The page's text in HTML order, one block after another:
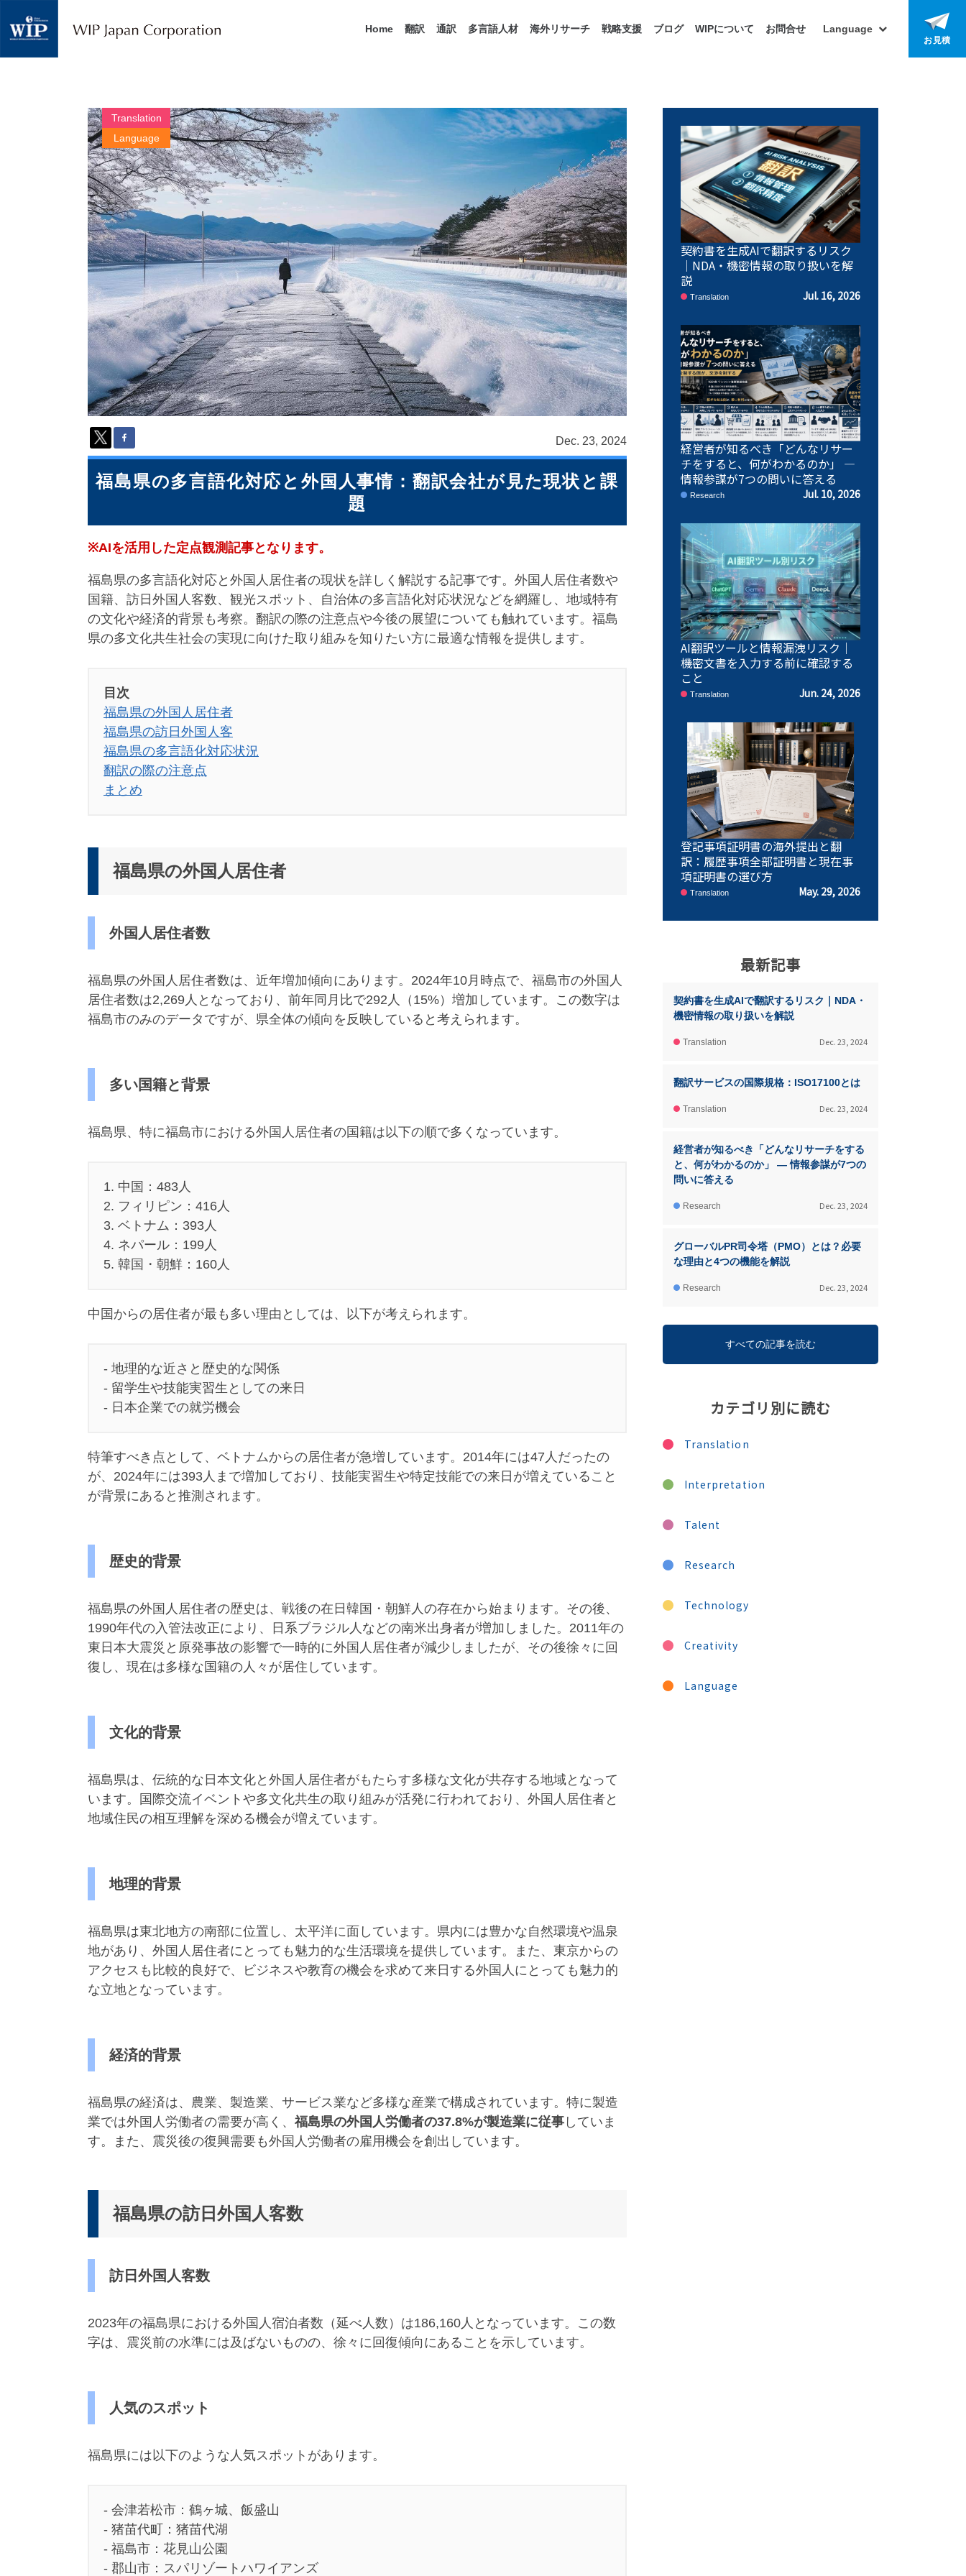
P
｜
翻
訳
・
通
訳
・
海
調
査
・
人
材
派
遣
の
多
言
語
サ
ス
（
1
語
2
0
カ
国
Home 翻訳 通訳 多言語人材 海外リサーチ 戦略支援 ブログ WIPについて お問合せ Language
お見積
Translation
Language
Dec. 23, 2024
福島県の多言語化対応と外国人事情：翻訳会社が見た現状と課
題
※AIを活用した定点観測記事となります。
福島県の多言語化対応と外国人居住者の現状を詳しく解説する記事です。外国人居住者数や
国籍、訪日外国人客数、観光スポット、自治体の多言語化対応状況などを網羅し、地域特有
の文化や経済的背景も考察。翻訳の際の注意点や今後の展望についても触れています。福島
県の多文化共生社会の実現に向けた取り組みを知りたい方に最適な情報を提供します。
目次
福島県の外国人居住者
福島県の訪日外国人客
福島県の多言語化対応状況
翻訳の際の注意点
まとめ
福島県の外国人居住者
外国人居住者数
福島県の外国人居住者数は、近年増加傾向にあります。2024年10月時点で、福島市の外国人
居住者数は2,269人となっており、前年同月比で292人（15%）増加しています。この数字は
福島市のみのデータですが、県全体の傾向を反映していると考えられます。
多い国籍と背景
福島県、特に福島市における外国人居住者の国籍は以下の順で多くなっています。
1. 中国：483人
2. フィリピン：416人
3. ベトナム：393人
4. ネパール：199人
5. 韓国・朝鮮：160人
中国からの居住者が最も多い理由としては、以下が考えられます。
- 地理的な近さと歴史的な関係
- 留学生や技能実習生としての来日
- 日本企業での就労機会
特筆すべき点として、ベトナムからの居住者が急増しています。2014年には47人だったの
が、2024年には393人まで増加しており、技能実習生や特定技能での来日が増えていること
が背景にあると推測されます。
歴史的背景
福島県の外国人居住者の歴史は、戦後の在日韓国・朝鮮人の存在から始まります。その後、
1990年代の入管法改正により、日系ブラジル人などの南米出身者が増加しました。2011年の
東日本大震災と原発事故の影響で一時的に外国人居住者が減少しましたが、その後徐々に回
復し、現在は多様な国籍の人々が居住しています。
文化的背景
福島県は、伝統的な日本文化と外国人居住者がもたらす多様な文化が共存する地域となって
います。国際交流イベントや多文化共生の取り組みが活発に行われており、外国人居住者と
地域住民の相互理解を深める機会が増えています。
地理的背景
福島県は東北地方の南部に位置し、太平洋に面しています。県内には豊かな自然環境や温泉
地があり、外国人居住者にとっても魅力的な生活環境を提供しています。また、東京からの
アクセスも比較的良好で、ビジネスや教育の機会を求めて来日する外国人にとっても魅力的
な立地となっています。
経済的背景
福島県の経済は、農業、製造業、サービス業など多様な産業で構成されています。特に製造
業では外国人労働者の需要が高く、 福島県の外国人労働者の37.8%が製造業に従事 していま
す。また、震災後の復興需要も外国人労働者の雇用機会を創出しています。
福島県の訪日外国人客数
訪日外国人客数
2023年の福島県における外国人宿泊者数（延べ人数）は186,160人となっています。この数
字は、震災前の水準には及ばないものの、徐々に回復傾向にあることを示しています。
人気のスポット
福島県には以下のような人気スポットがあります。
- 会津若松市：鶴ヶ城、飯盛山
- 猪苗代町：猪苗代湖
- 福島市：花見山公園
- 郡山市：スパリゾートハワイアンズ
契約書を生成AIで翻訳するリスク
｜NDA・機密情報の取り扱いを解
説
Translation Jul. 16, 2026
経営者が知るべき「どんなリサー
チをすると、何がわかるのか」 ―
情報参謀が7つの問いに答える
Research Jul. 10, 2026
AI翻訳ツールと情報漏洩リスク｜
機密文書を入力する前に確認する
こと
Translation Jun. 24, 2026
登記事項証明書の海外提出と翻
訳：履歴事項全部証明書と現在事
項証明書の選び方
Translation May. 29, 2026
最新記事
契約書を生成AIで翻訳するリスク｜NDA・
機密情報の取り扱いを解説
Translation Dec. 23, 2024
翻訳サービスの国際規格：ISO17100とは
Translation Dec. 23, 2024
経営者が知るべき「どんなリサーチをする
と、何がわかるのか」 ― 情報参謀が7つの
問いに答える
Research Dec. 23, 2024
グローバルPR司令塔（PMO）とは？必要
な理由と4つの機能を解説
Research Dec. 23, 2024
すべての記事を読む
カテゴリ別に読む
Translation
Interpretation
Talent
Research
Technology
Creativity
Language